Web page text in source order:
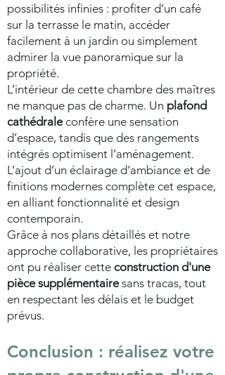
possibilités infinies : profiter d’un café
sur la terrasse le matin, accéder
facilement à un jardin ou simplement
admirer la vue panoramique sur la
propriété.
L’intérieur de cette chambre des maîtres
ne manque pas de charme. Un plafond
cathédraleconfère une sensation
d’espace, tandis que des rangements
intégrés optimisent l’aménagement.
L’ajout d’un éclairage d’ambiance et de
finitions modernes complète cet espace,
en alliant fonctionnalité et design
contemporain.
Grâce à nos plans détaillés et notre
approche collaborative, les propriétaires
ont pu réaliser cette construction d'une
pièce supplémentairesans tracas, tout
en respectant les délais et le budget
prévus.
Conclusion : réalisez votre